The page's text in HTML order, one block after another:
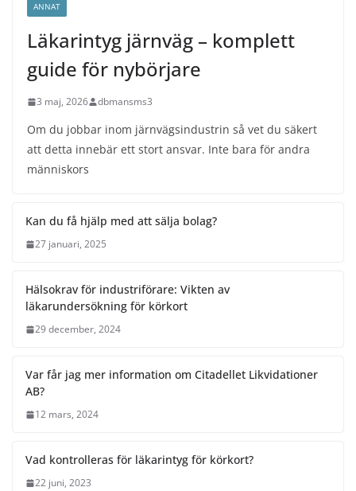
ANNAT
Läkarintyg järnväg – komplett
guide för nybörjare
3 maj, 2026 dbmansms3
Om du jobbar inom järnvägsindustrin så vet du säkert
att detta innebär ett stort ansvar. Inte bara för andra
människors
Kan du få hjälp med att sälja bolag?
27 januari, 2025
Hälsokrav för industriförare: Vikten av
läkarundersökning för körkort
29 december, 2024
Var får jag mer information om Citadellet Likvidationer
AB?
12 mars, 2024
Vad kontrolleras för läkarintyg för körkort?
22 juni, 2023